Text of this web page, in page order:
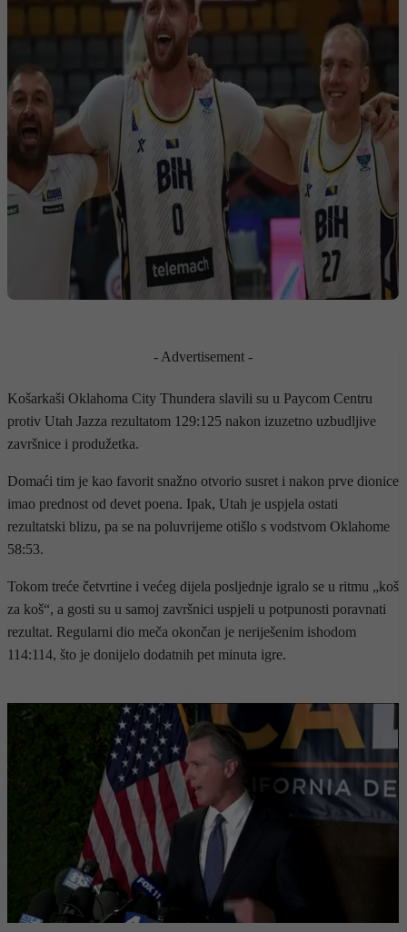
- Advertisement -
Košarkaši Oklahoma City Thundera slavili su u Paycom Centru
protiv Utah Jazza rezultatom 129:125 nakon izuzetno uzbudljive
završnice i produžetka.
Domaći tim je kao favorit snažno otvorio susret i nakon prve dionice
imao prednost od devet poena. Ipak, Utah je uspjela ostati
rezultatski blizu, pa se na poluvrijeme otišlo s vodstvom Oklahome
58:53.
Tokom treće četvrtine i većeg dijela posljednje igralo se u ritmu „koš
za koš“, a gosti su u samoj završnici uspjeli u potpunosti poravnati
rezultat. Regularni dio meča okončan je neriješenim ishodom
114:114, što je donijelo dodatnih pet minuta igre.